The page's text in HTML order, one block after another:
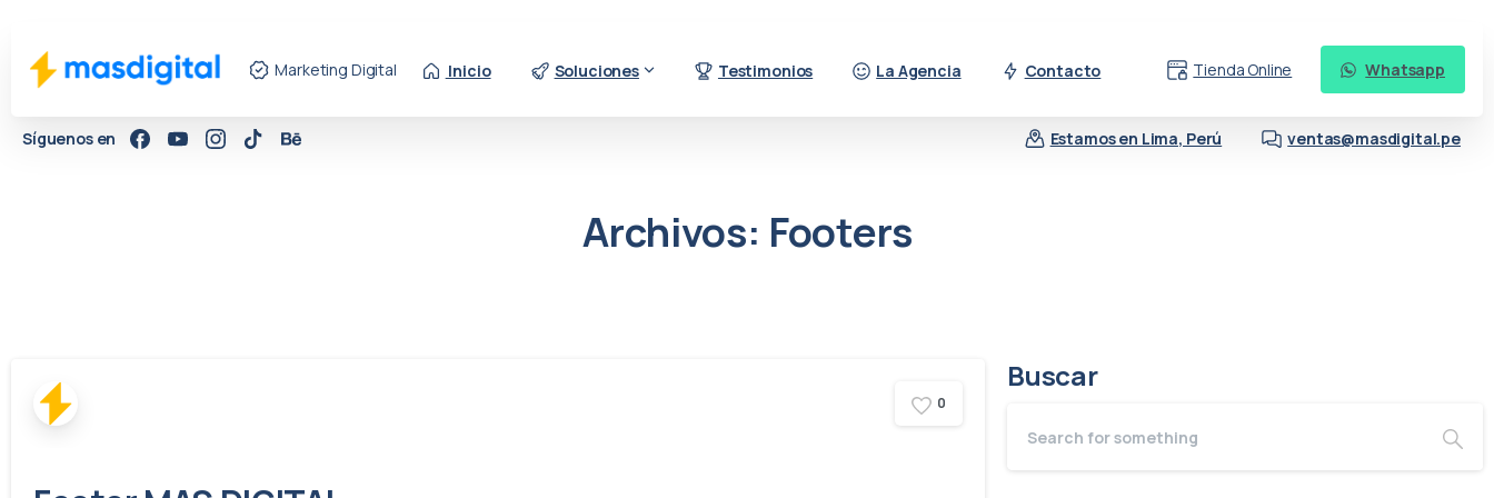
Marketing Digital Inicio Soluciones Testimonios La Agencia Contacto Tienda Online Whatsapp
Síguenos en Estamos en Lima, Perú ventas@masdigital.pe
Archivos: Footers
0
Buscar